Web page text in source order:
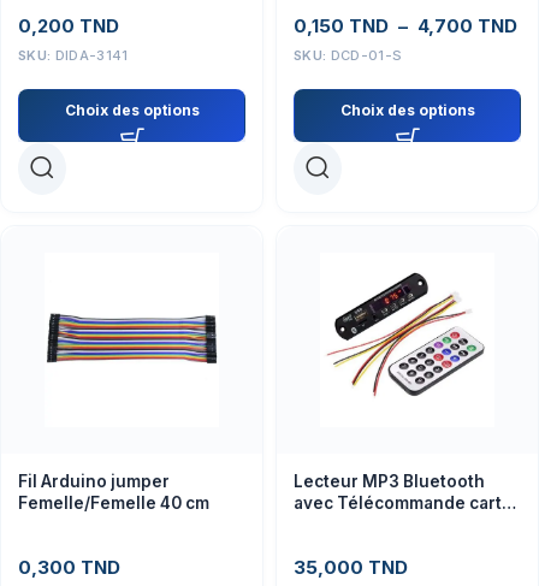
0,200 TND
SKU: DIDA-3141
Choix des options
0,150 TND – 4,700 TND
SKU: DCD-01-S
Choix des options
Fil Arduino jumper
Femelle/Femelle 40 cm
0,300 TND
Lecteur MP3 Bluetooth
avec Télécommande carte
35,000 TND